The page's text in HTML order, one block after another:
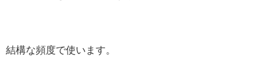
結構な頻度で使います。